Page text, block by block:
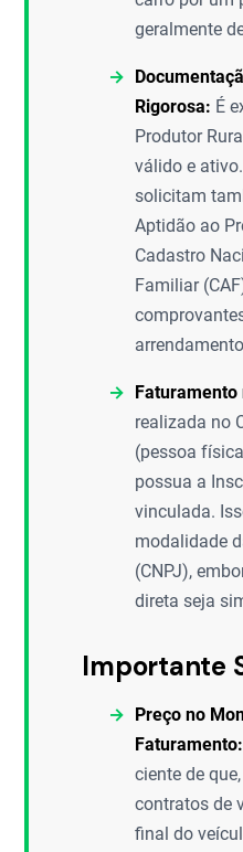
geralmente
Rigorosa: É
Produtor
válido e
solicitam
Aptidão ao
Cadastro
Familiar
Faturamento
realizada no
(pessoa
possua a
vinculada.
modalidade
(CNPJ),
direta seja
Importante
Preço no
Faturamento:
ciente de
contratos de
final do